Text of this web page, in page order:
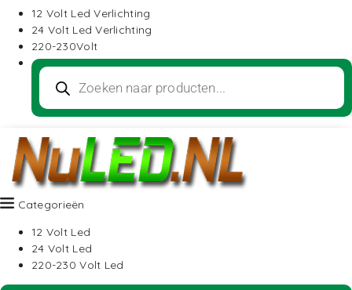
12 Volt Led Verlichting
24 Volt Led Verlichting
220-230Volt
Categorieën
12 Volt Led
24 Volt Led
220-230 Volt Led